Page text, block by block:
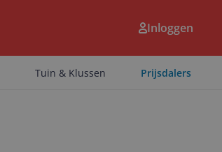
Inloggen
Tuin & Klussen Prijsdalers